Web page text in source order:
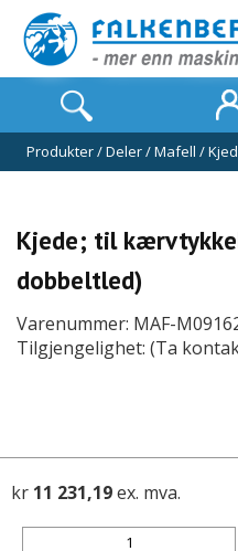
Produkter/Deler/Mafell /
Kjede; til
dobbeltled)
Varenummer: MAF-
Tilgjengelighet: (Ta
kr 11 231,19ex. mva.